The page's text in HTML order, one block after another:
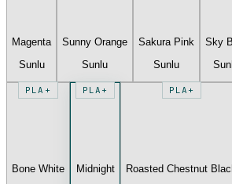
Magenta
Sunlu
Sunny Orange
Sunlu
Sakura Pink
Sunlu
Sky
PLA+
Bone White
PLA+
Midnight
PLA+
Roasted Chestnut